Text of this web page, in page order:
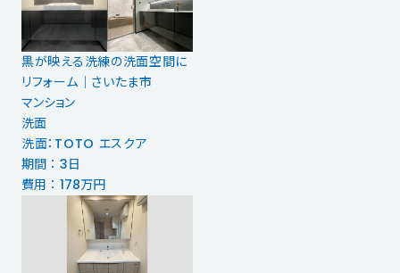
黒が映える洗練の洗面空間に
リフォーム｜さいたま市
マンション
洗面
洗面：TOTO エスクア
期間 ： 3日
費用 ： 178万円